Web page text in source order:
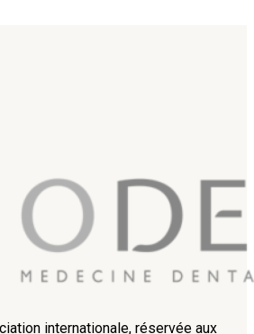
internationale, réservée aux